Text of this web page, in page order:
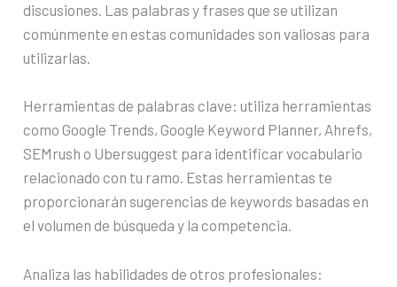
discusiones. Las palabras y frases que se utilizan
comúnmente en estas comunidades son valiosas para
utilizarlas.
Herramientas de palabras clave: utiliza herramientas
como Google Trends, Google Keyword Planner, Ahrefs,
SEMrush o Ubersuggest para identificar vocabulario
relacionado con tu ramo. Estas herramientas te
proporcionarán sugerencias de keywords basadas en
el volumen de búsqueda y la competencia.
Analiza las habilidades de otros profesionales: